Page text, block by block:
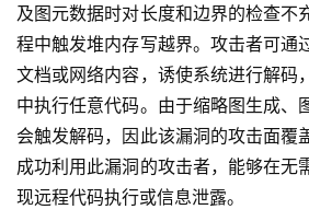
及图元数据时对长度和边界的检查不
程中触发堆内存写越界。攻击者可通
文档或网络内容，诱使系统进行解码
中执行任意代码。由于缩略图生成、
会触发解码，因此该漏洞的攻击面覆
成功利用此漏洞的攻击者，能够在无
现远程代码执行或信息泄露。